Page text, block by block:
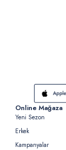
Online Mağaza
Yeni Sezon
Erkek
Kampanyalar